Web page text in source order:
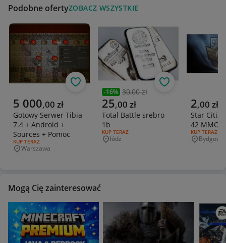
Podobne ofertyZOBACZ WSZYSTKIE
Aktualna cena
5 000,00 zł
Gotowy Serwer Tibia
7.4 + Android +
Sources + Pomoc
RODZAJ OFERTY:
KUP TERAZ
Miejscowość
Warszawa
Obserwuj
Poprzednia cena
-16% 30,00 zł
Aktualna cena
25,00 zł
Total Battle srebro
1b
RODZAJ OFERTY:
KUP TERAZ
Miejscowość
łódz
Obserwuj
Aktualna
2,00 zł
Star
42 MMO
RODZAJ
KUP TERAZ
Mogą Cię zainteresować